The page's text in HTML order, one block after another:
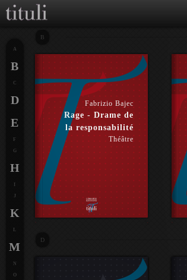
B
Fabrizio Bajec
Rage - Drame de
la responsabilité
Théâtre
D
A
B
C
D
E
F
G
H
K
L
M
N
O